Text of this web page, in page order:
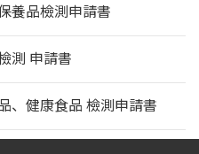
養品檢測申請書
測 申請書
、健康食品 檢測申請書